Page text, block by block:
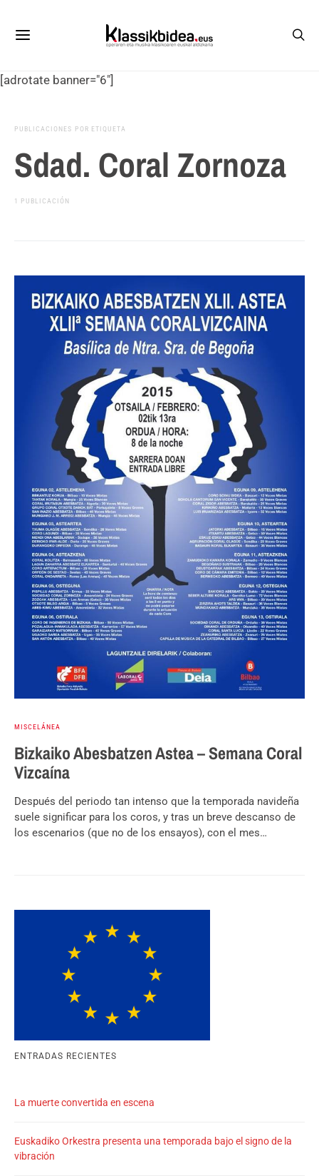
[adrotate banner="6"]
PUBLICACIONES POR ETIQUETA
Sdad. Coral Zornoza
1 PUBLICACIÓN
MISCELÁNEA
Bizkaiko Abesbatzen Astea – Semana Coral
Vizcaína
Después del periodo tan intenso que la temporada navideña
suele significar para los coros, y tras un breve descanso de
los escenarios (que no de los ensayos), con el mes…
ENTRADAS RECIENTES
La muerte convertida en escena
Euskadiko Orkestra presenta una temporada bajo el signo de la
vibración